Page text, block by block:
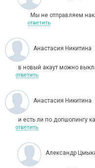
Мы не отправляем
ответить
Анастасия Никитина
в новый акаут можно
ответить
Анастасия Никитина
и есть ли по допшопингу
ответить
Александр